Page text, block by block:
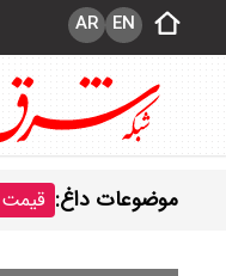
EN
AR
موضوعات داغ: قیمت